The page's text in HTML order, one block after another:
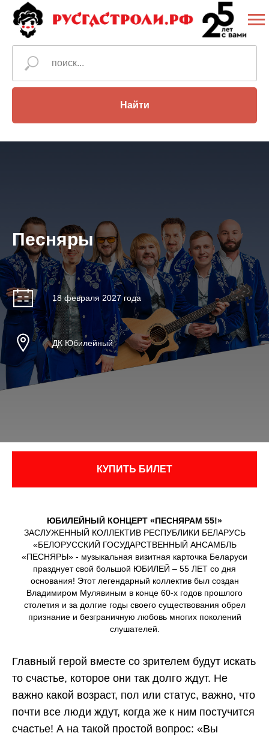
Найти
Песняры
18 февраля 2027 года
ДК Юбилейный
КУПИТЬ БИЛЕТ
ЮБИЛЕЙНЫЙ КОНЦЕРТ «ПЕСНЯРАМ 55!»
ЗАСЛУЖЕННЫЙ КОЛЛЕКТИВ РЕСПУБЛИКИ БЕЛАРУСЬ
«БЕЛОРУССКИЙ ГОСУДАРСТВЕННЫЙ АНСАМБЛЬ
«ПЕСНЯРЫ» - музыкальная визитная карточка Беларуси
празднует свой большой ЮБИЛЕЙ – 55 ЛЕТ со дня
основания! Этот легендарный коллектив был создан
Владимиром Мулявиным в конце 60-х годов прошлого
столетия и за долгие годы своего существования обрел
признание и безграничную любовь многих поколений
слушателей.
Главный герой вместе со зрителем будут искать
то счастье, которое они так долго ждут. Не
важно какой возраст, пол или статус, важно, что
почти все люди ждут, когда же к ним постучится
счастье! А на такой простой вопрос: «Вы